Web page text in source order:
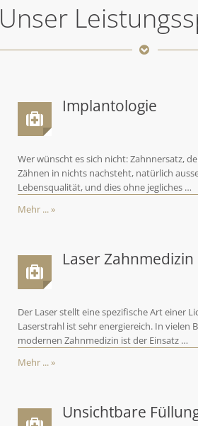
Unser
Implantologie
Wer wünscht es sich nicht: Zahnnersatz,
Zähnen in nichts nachsteht, natürlich
Lebensqualität, und dies ohne jegliches …
Mehr ... »
Laser Zahnmedizin
Der Laser stellt eine spezifische Art einer
Laserstrahl ist sehr energiereich. In vielen
modernen Zahnmedizin ist der Einsatz …
Mehr ... »
Unsichtbare